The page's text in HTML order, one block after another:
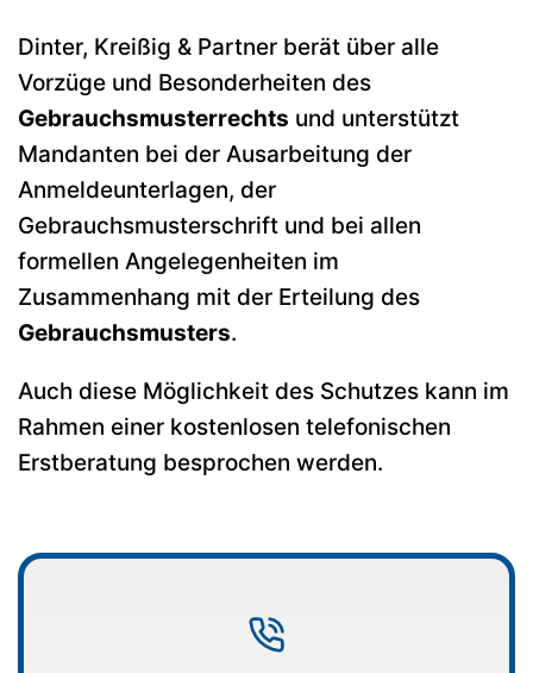
Dinter, Kreißig & Partner berät über alle
Vorzüge und Besonderheiten des
Gebrauchsmusterrechts und unterstützt
Mandanten bei der Ausarbeitung der
Anmeldeunterlagen, der
Gebrauchsmusterschrift und bei allen
formellen Angelegenheiten im
Zusammenhang mit der Erteilung des
Gebrauchsmusters.
Auch diese Möglichkeit des Schutzes kann im
Rahmen einer kostenlosen telefonischen
Erstberatung besprochen werden.